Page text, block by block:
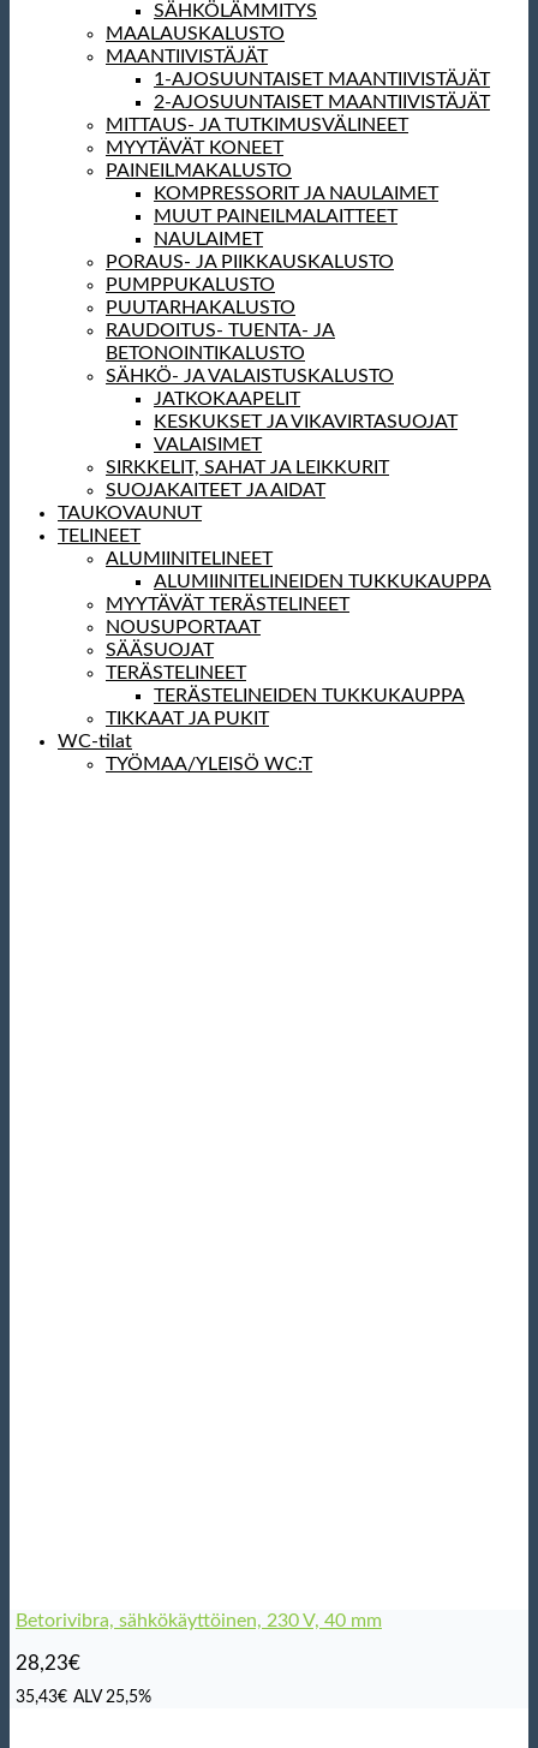
SÄHKÖLÄMMITYS
MAALAUSKALUSTO
MAANTIIVISTÄJÄT
1-AJOSUUNTAISET MAANTIIVISTÄJÄT
2-AJOSUUNTAISET MAANTIIVISTÄJÄT
MITTAUS- JA TUTKIMUSVÄLINEET
MYYTÄVÄT KONEET
PAINEILMAKALUSTO
KOMPRESSORIT JA NAULAIMET
MUUT PAINEILMALAITTEET
NAULAIMET
PORAUS- JA PIIKKAUSKALUSTO
PUMPPUKALUSTO
PUUTARHAKALUSTO
RAUDOITUS- TUENTA- JA
BETONOINTIKALUSTO
SÄHKÖ- JA VALAISTUSKALUSTO
JATKOKAAPELIT
KESKUKSET JA VIKAVIRTASUOJAT
VALAISIMET
SIRKKELIT, SAHAT JA LEIKKURIT
SUOJAKAITEET JA AIDAT
TAUKOVAUNUT
TELINEET
ALUMIINITELINEET
ALUMIINITELINEIDEN TUKKUKAUPPA
MYYTÄVÄT TERÄSTELINEET
NOUSUPORTAAT
SÄÄSUOJAT
TERÄSTELINEET
TERÄSTELINEIDEN TUKKUKAUPPA
TIKKAAT JA PUKIT
WC-tilat
TYÖMAA/YLEISÖ WC:T
Betorivibra, sähkökäyttöinen, 230 V, 40 mm
28,23€
35,43€ ALV 25,5%